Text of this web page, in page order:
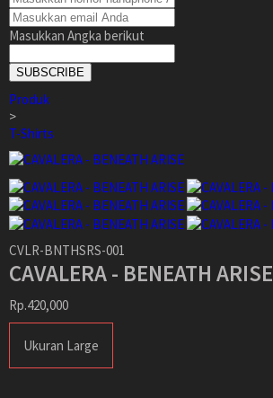
Masukkan Angka berikut
SUBSCRIBE
Produk
>
T-Shirts
CVLR-BNTHSRS-001
CAVALERA - BENEATH ARISE
Rp.420,000
Ukuran Large